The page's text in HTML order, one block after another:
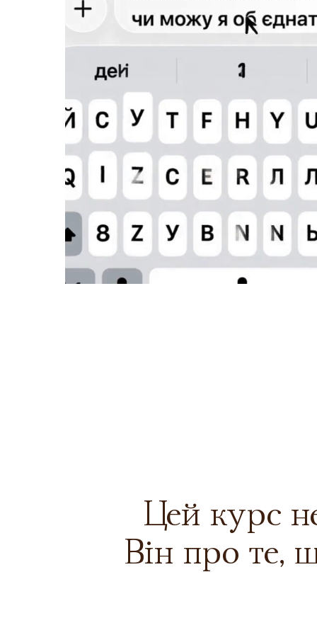
Цей курс
Він про те,